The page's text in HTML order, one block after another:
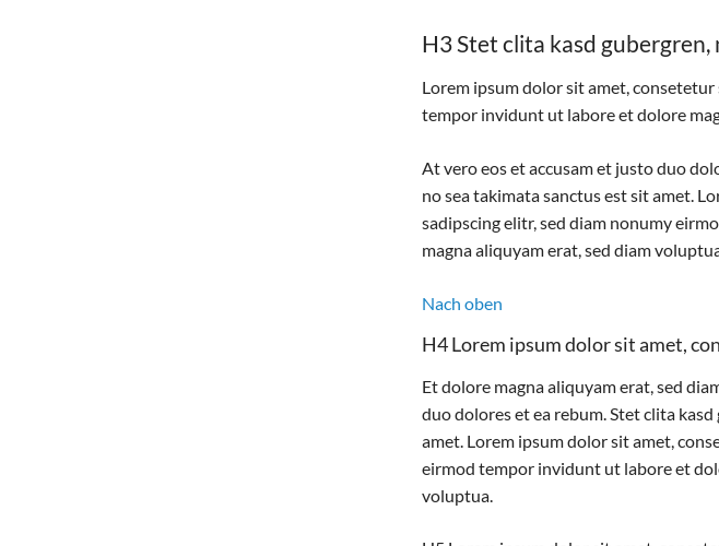
H3 Stet clita kasd
Lorem ipsum dolor sit amet,
tempor invidunt ut labore et dolore
At vero eos et accusam et justo duo
no sea takimata sanctus est sit amet.
sadipscing elitr, sed diam nonumy
magna aliquyam erat, sed diam
Nach oben
H4 Lorem ipsum dolor sit amet,
Et dolore magna aliquyam erat, sed
duo dolores et ea rebum. Stet clita
amet. Lorem ipsum dolor sit amet,
eirmod tempor invidunt ut labore et
voluptua.